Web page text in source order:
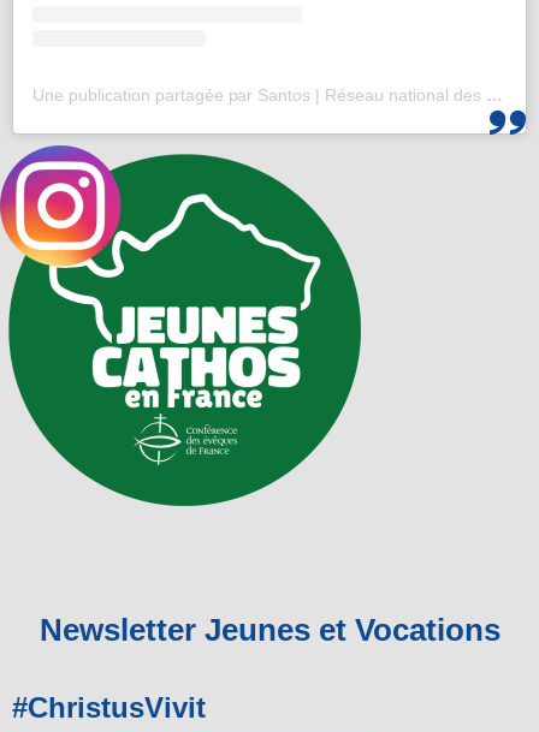
Une publication partagée par Santos | Réseau national des 25-35 (@santos_cef)
Newsletter Jeunes et Vocations
#ChristusVivit